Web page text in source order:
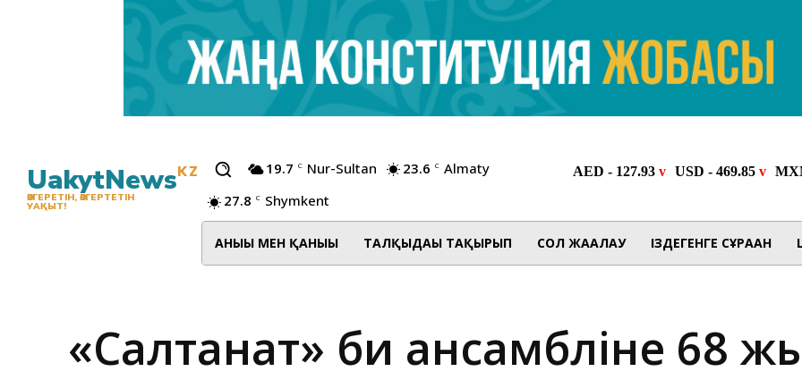
UakytNewsKZ
ӨЗГЕРЕТІН, ӨЗГЕРТЕТІН
УАҚЫТ!
19.7 C Nur-Sultan 23.6 C Almaty
27.8 C Shymkent
АНЫҒЫ МЕН ҚАНЫҒЫ ТАЛҚЫДАҒЫ ТАҚЫРЫП СОЛ ЖАҒАЛАУ ІЗДЕГЕНГЕ СҰРАҒАН
«Салтанат» би ансамбліне 68